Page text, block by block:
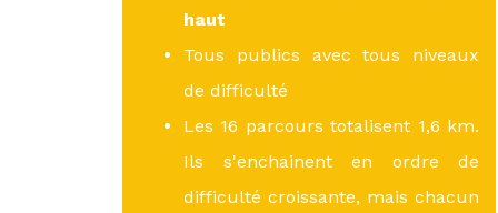
haut
Tous publics avec tous niveaux
de difficulté
Les 16 parcours totalisent 1,6 km.
Ils s'enchainent en ordre de
difficulté croissante, mais chacun